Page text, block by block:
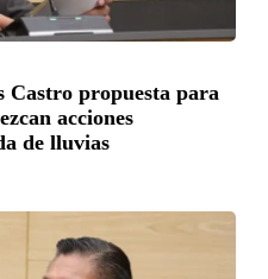
propuesta para
acciones
de lluvias